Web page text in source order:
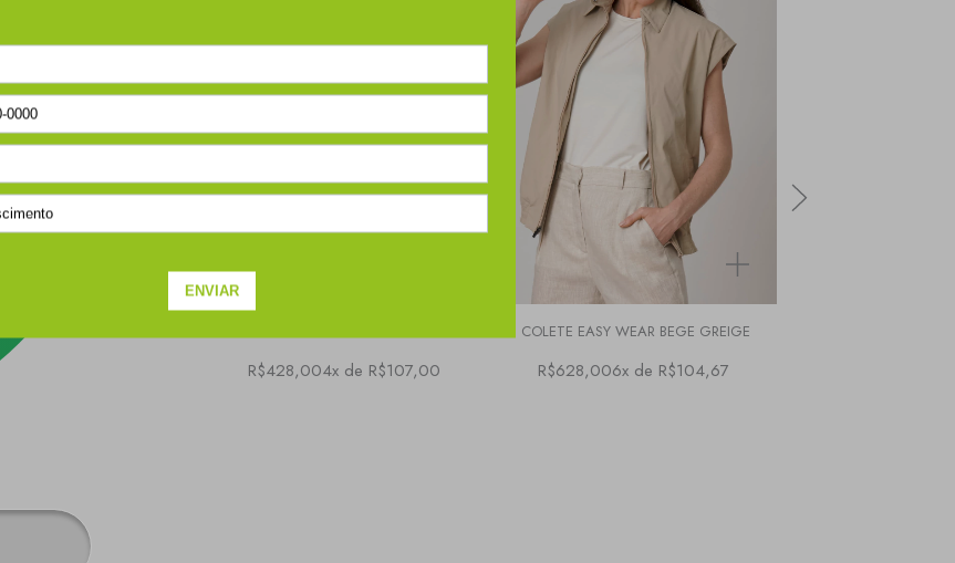
R$428,004x de R$107,00
COLETE EASY WEAR BEGE GREIGE
R$628,006x de R$104,67